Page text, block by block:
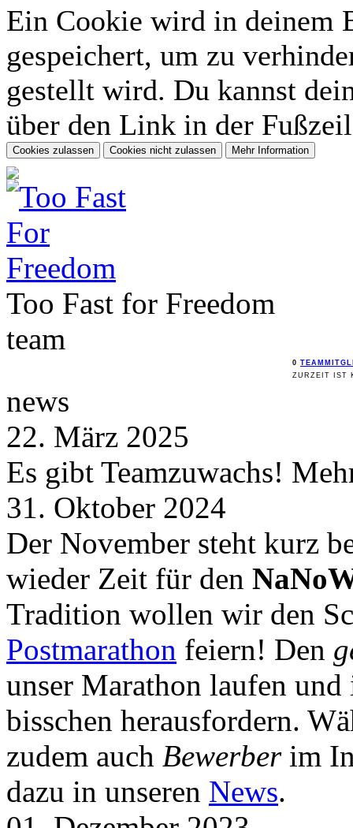
Ein Cookie wird in deinem
gespeichert, um zu
gestellt wird. Du kannst
über den Link in der
Too Fast for Freedom
team
0
ZURZEIT IST
news
22. März 2025
Es gibt Teamzuwachs!
31. Oktober 2024
Der November steht kurz
wieder Zeit für den
Tradition wollen wir den
Postmarathon feiern! Den
unser Marathon laufen
bisschen herausfordern.
zudem auch Bewerberim
dazu in unseren News.